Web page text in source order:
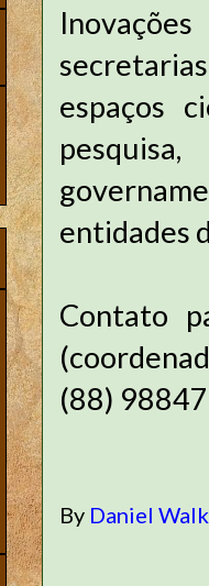
espaços
entidades
Contato
(88)
By Daniel